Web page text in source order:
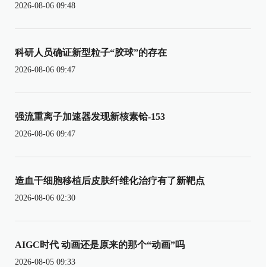
2026-08-06 09:48
科研人员确证新型粒子“胶球”的存在
2026-08-06 09:47
强流重离子加速器发现新核素铪-153
2026-08-06 09:47
造血干细胞移植后皮肤纤维化治疗有了新靶点
2026-08-06 02:30
AIGC时代 动画还是原来的那个“动画”吗
2026-08-05 09:33